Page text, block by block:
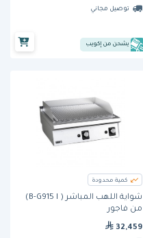
توصيل مجاني
يشحن من إكويب
كمية محدودة
شواية اللهب المباشر ( B-G915 I)
من فاجور
32,459